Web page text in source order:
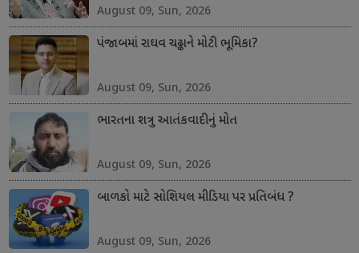
August 09, Sun, 2026
પંજાબમાં રાઘવ ચઢ્ઢાને મોટી ભૂમિકા?
August 09, Sun, 2026
ભારતના શત્રુ આતંકવાદીનું મોત
August 09, Sun, 2026
બાળકો માટે સોશિયલ મીડિયા પર પ્રતિબંધ ?
August 09, Sun, 2026